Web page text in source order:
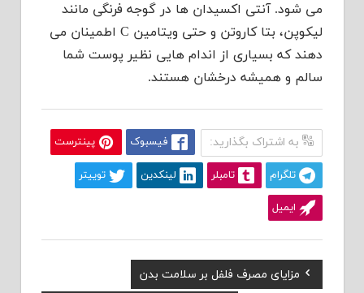
می شود. آنتی اکسیدان ها در گوجه فرنگی مانند
لیکوپن، بتا کاروتن و حتی ویتامین C اطمینان می
دهند که بسیاری از اندام هایی نظیر پوست شما
سالم و همیشه درخشان هستند.
به اشتراک بگذارید: فیسبوک پینترست
تلگرام تامبلر لینکدین توییتر
ایمیل
Previous
مزایای مصرف فلفل بر سلامت بدن